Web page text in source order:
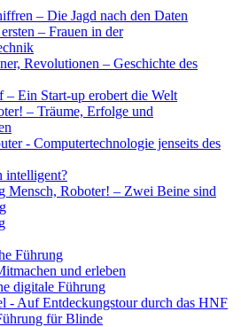
– Die Jagd nach den Daten
– Frauen in der
Revolutionen – Geschichte des
Ein Start-up erobert die Welt
– Träume, Erfolge und
- Computertechnologie jenseits des
intelligent?
Mensch, Roboter! – Zwei Beine sind
Führung
und erleben
digitale Führung
- Auf Entdeckungstour durch das HNF
für Blinde